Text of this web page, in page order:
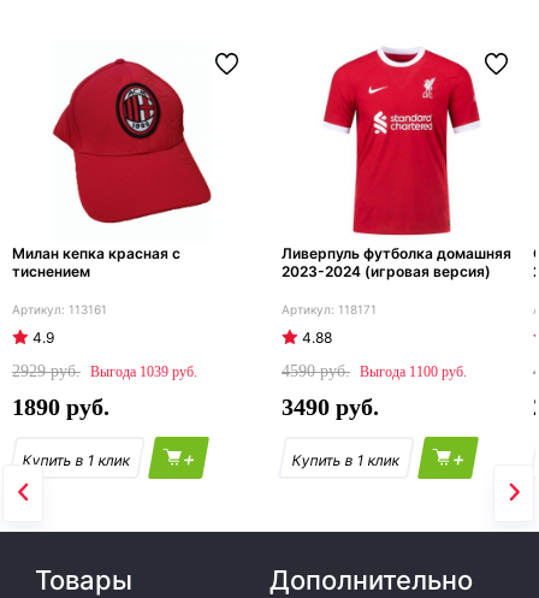
Милан кепка красная с
тиснением
113161
4.9
2929
1039
1890
+
Ливерпуль футболка домашняя
2023-2024 (игровая версия)
118171
4.88
4590
1100
3490
+
Товары Дополнительно